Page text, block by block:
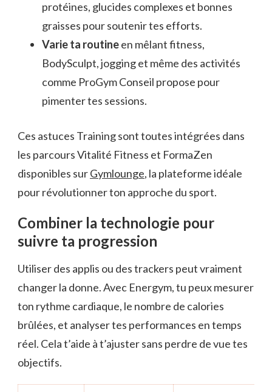
protéines, glucides complexes et bonnes
graisses pour soutenir tes efforts.
Varie ta routineen mêlant fitness,
BodySculpt, jogging et même des activités
comme ProGym Conseil propose pour
pimenter tes sessions.
Ces astuces Training sont toutes intégrées dans
les parcours Vitalité Fitness et FormaZen
disponibles surGymlounge, la plateforme idéale
pour révolutionner ton approche du sport.
Combiner la technologie pour
suivre ta progression
Utiliser des applis ou des trackers peut vraiment
changer la donne. Avec Energym, tu peux mesurer
ton rythme cardiaque, le nombre de calories
brûlées, et analyser tes performances en temps
réel. Cela t’aide à t’ajuster sans perdre de vue tes
objectifs.